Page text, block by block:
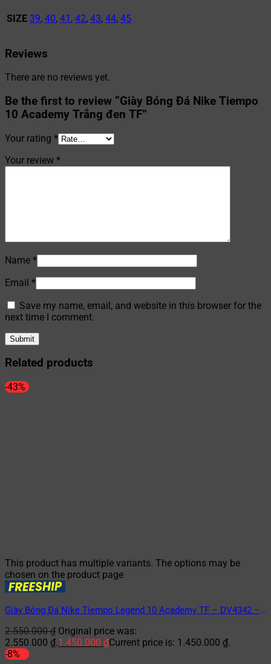
SIZE 39, 40, 41 , 42, 43, 44, 45
Reviews
There are no reviews yet.
Be the first to review “Giày Bóng Đá Nike Tiempo
10 Academy Trắng đen TF”
Your rating *
Your review *
Name *
Email *
Save my name, email, and website in this browser for the
next time I comment.
Related products
-43%
This product has multiple variants. The options may be
chosen on the product page
Giày Bóng Đá Nike Tiempo Legend 10 Academy TF – DV4342 –
2.550.000₫ Original price was:
2.550.000 ₫.1.450.000 ₫Current price is: 1.450.000 ₫.
-8%